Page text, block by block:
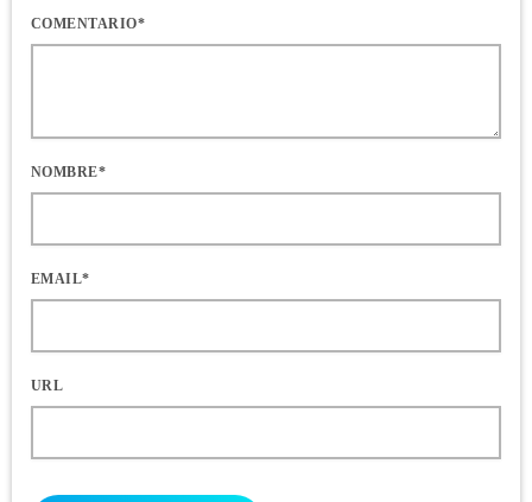
COMENTARIO*
NOMBRE*
EMAIL*
URL